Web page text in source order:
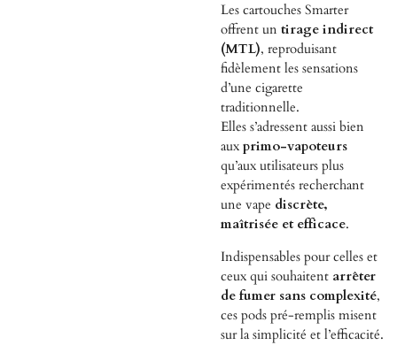
Les cartouches Smarter
offrent un tirage indirect
(MTL), reproduisant
fidèlement les sensations
d’une cigarette
traditionnelle.
Elles s’adressent aussi bien
aux primo-vapoteurs
qu’aux utilisateurs plus
expérimentés recherchant
une vape discrète,
maîtrisée et efficace.
Indispensables pour celles et
ceux qui souhaitent arrêter
de fumer sans complexité,
ces pods pré-remplis misent
sur la simplicité et l’efficacité.